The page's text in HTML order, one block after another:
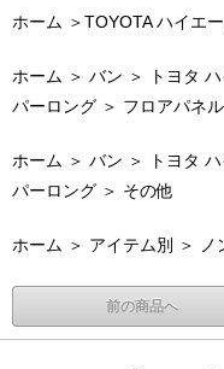
ホーム ＞TOYOTA ハイエ
ホーム ＞ バン ＞ トヨタ
パーロング ＞ フロアパネル
ホーム ＞ バン ＞ トヨタ
パーロング ＞ その他
ホーム ＞ アイテム別 ＞
前の商品へ